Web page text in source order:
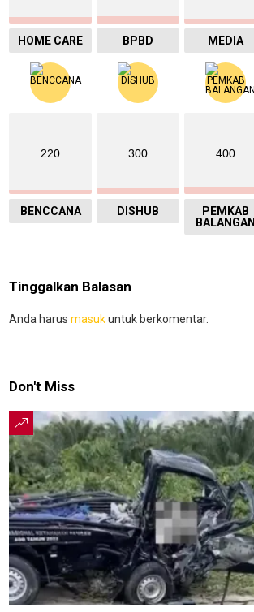
HOME CARE BPBD MEDIA
220
BENCCANA
300
DISHUB
400
PEMKAB
BALANGAN
Tinggalkan Balasan
Anda harus masukuntuk berkomentar.
Don't Miss